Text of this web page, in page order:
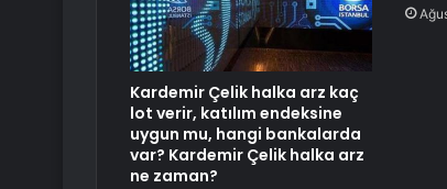
Kardemir Çelik halka arz kaç
lot verir, katılım endeksine
uygun mu, hangi bankalarda
var? Kardemir Çelik halka arz
ne zaman?